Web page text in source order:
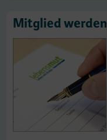
Mitglied werden